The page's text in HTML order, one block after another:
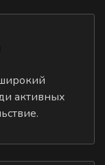
активных